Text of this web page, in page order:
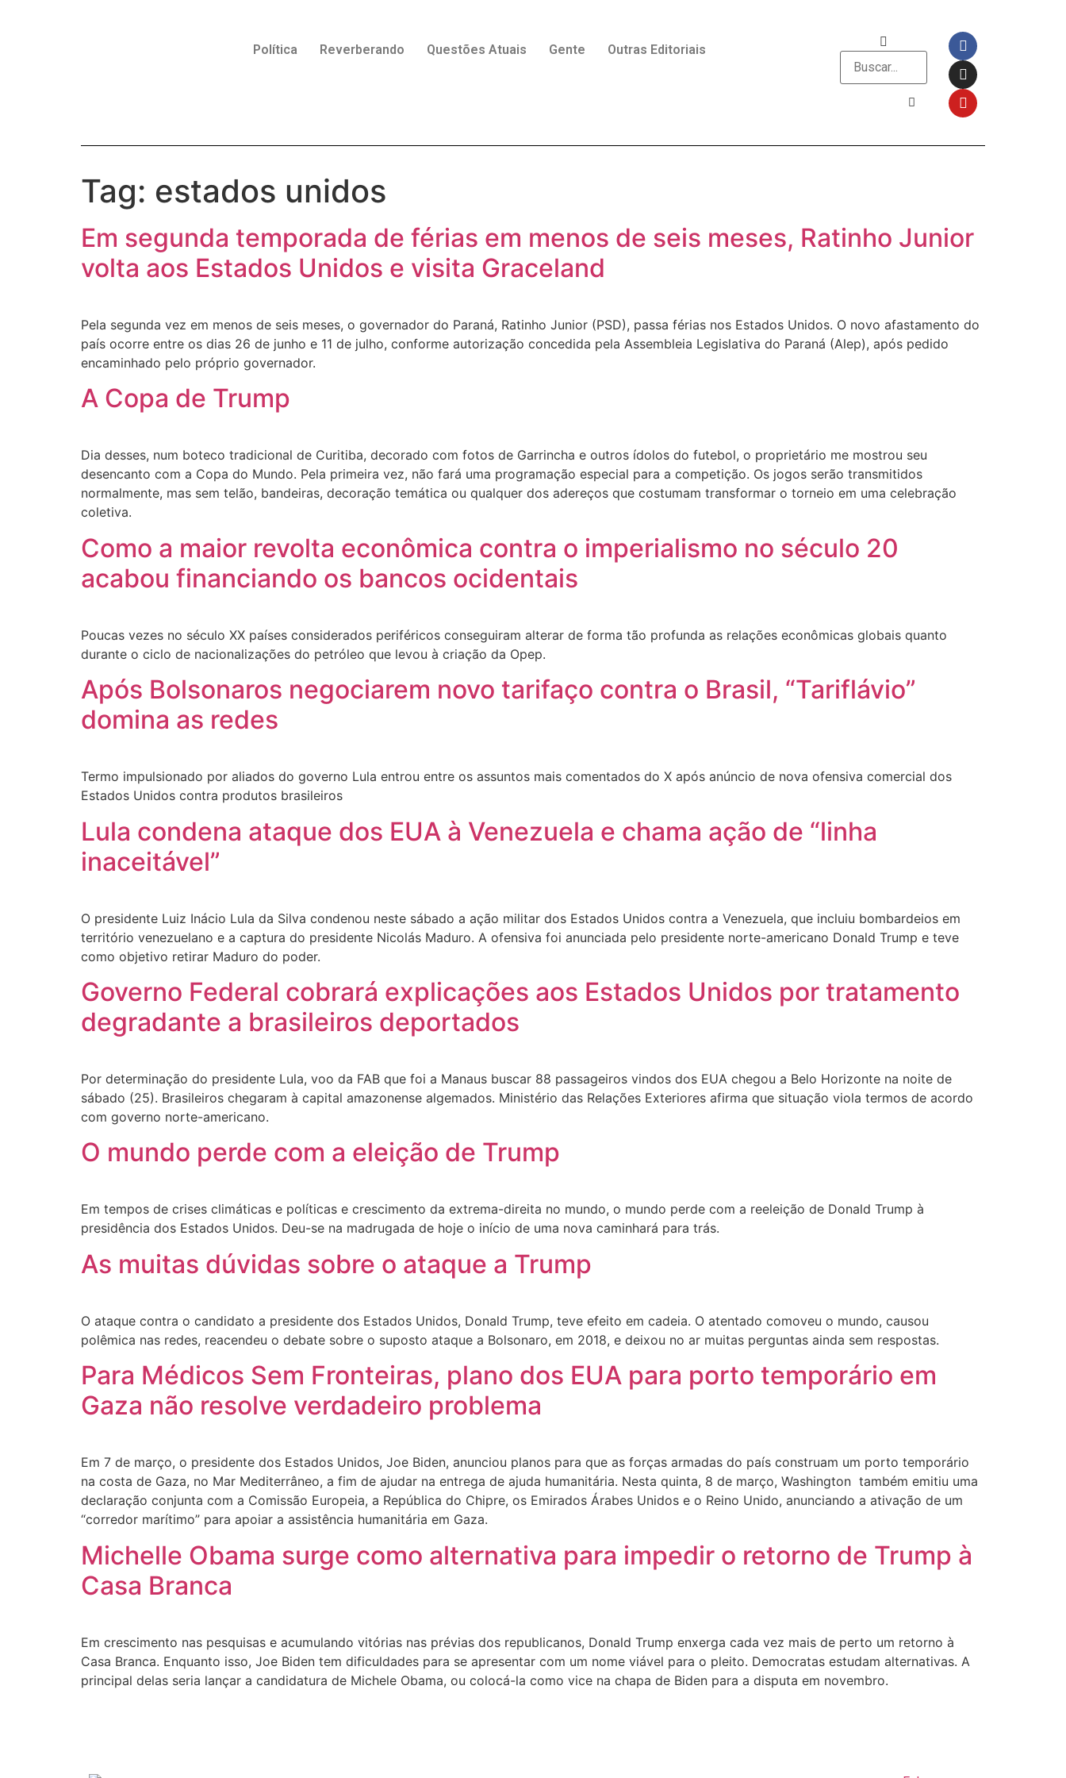
Política Reverberando Questões Atuais Gente Outras Editoriais
Tag: estados unidos
Em segunda temporada de férias em menos de seis meses, Ratinho Junior
volta aos Estados Unidos e visita Graceland
Pela segunda vez em menos de seis meses, o governador do Paraná, Ratinho Junior (PSD), passa férias nos Estados Unidos. O novo afastamento do
país ocorre entre os dias 26 de junho e 11 de julho, conforme autorização concedida pela Assembleia Legislativa do Paraná (Alep), após pedido
encaminhado pelo próprio governador.
A Copa de Trump
Dia desses, num boteco tradicional de Curitiba, decorado com fotos de Garrincha e outros ídolos do futebol, o proprietário me mostrou seu
desencanto com a Copa do Mundo. Pela primeira vez, não fará uma programação especial para a competição. Os jogos serão transmitidos
normalmente, mas sem telão, bandeiras, decoração temática ou qualquer dos adereços que costumam transformar o torneio em uma celebração
coletiva.
Como a maior revolta econômica contra o imperialismo no século 20
acabou financiando os bancos ocidentais
Poucas vezes no século XX países considerados periféricos conseguiram alterar de forma tão profunda as relações econômicas globais quanto
durante o ciclo de nacionalizações do petróleo que levou à criação da Opep.
Após Bolsonaros negociarem novo tarifaço contra o Brasil, “Tariflávio”
domina as redes
Termo impulsionado por aliados do governo Lula entrou entre os assuntos mais comentados do X após anúncio de nova ofensiva comercial dos
Estados Unidos contra produtos brasileiros
Lula condena ataque dos EUA à Venezuela e chama ação de “linha
inaceitável”
O presidente Luiz Inácio Lula da Silva condenou neste sábado a ação militar dos Estados Unidos contra a Venezuela, que incluiu bombardeios em
território venezuelano e a captura do presidente Nicolás Maduro. A ofensiva foi anunciada pelo presidente norte-americano Donald Trump e teve
como objetivo retirar Maduro do poder.
Governo Federal cobrará explicações aos Estados Unidos por tratamento
degradante a brasileiros deportados
Por determinação do presidente Lula, voo da FAB que foi a Manaus buscar 88 passageiros vindos dos EUA chegou a Belo Horizonte na noite de
sábado (25). Brasileiros chegaram à capital amazonense algemados. Ministério das Relações Exteriores afirma que situação viola termos de acordo
com governo norte-americano.
O mundo perde com a eleição de Trump
Em tempos de crises climáticas e políticas e crescimento da extrema-direita no mundo, o mundo perde com a reeleição de Donald Trump à
presidência dos Estados Unidos. Deu-se na madrugada de hoje o início de uma nova caminhará para trás.
As muitas dúvidas sobre o ataque a Trump
O ataque contra o candidato a presidente dos Estados Unidos, Donald Trump, teve efeito em cadeia. O atentado comoveu o mundo, causou
polêmica nas redes, reacendeu o debate sobre o suposto ataque a Bolsonaro, em 2018, e deixou no ar muitas perguntas ainda sem respostas.
Para Médicos Sem Fronteiras, plano dos EUA para porto temporário em
Gaza não resolve verdadeiro problema
Em 7 de março, o presidente dos Estados Unidos, Joe Biden, anunciou planos para que as forças armadas do país construam um porto temporário
na costa de Gaza, no Mar Mediterrâneo, a fim de ajudar na entrega de ajuda humanitária. Nesta quinta, 8 de março, Washington também emitiu uma
declaração conjunta com a Comissão Europeia, a República do Chipre, os Emirados Árabes Unidos e o Reino Unido, anunciando a ativação de um
“corredor marítimo” para apoiar a assistência humanitária em Gaza.
Michelle Obama surge como alternativa para impedir o retorno de Trump à
Casa Branca
Em crescimento nas pesquisas e acumulando vitórias nas prévias dos republicanos, Donald Trump enxerga cada vez mais de perto um retorno à
Casa Branca. Enquanto isso, Joe Biden tem dificuldades para se apresentar com um nome viável para o pleito. Democratas estudam alternativas. A
principal delas seria lançar a candidatura de Michele Obama, ou colocá-la como vice na chapa de Biden para a disputa em novembro.